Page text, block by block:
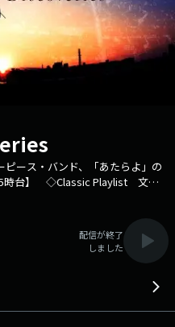
ース・バンド、「あたらよ」の
台】 ◇Classic Playlist 文筆
いうテーマで選曲。 第一線で
ース。 懐かしさを感じるナンバ
等、幅広い世代に、時代を超えた
イト：
配信が終了
しました